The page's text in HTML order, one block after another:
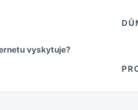
vyskytuje?